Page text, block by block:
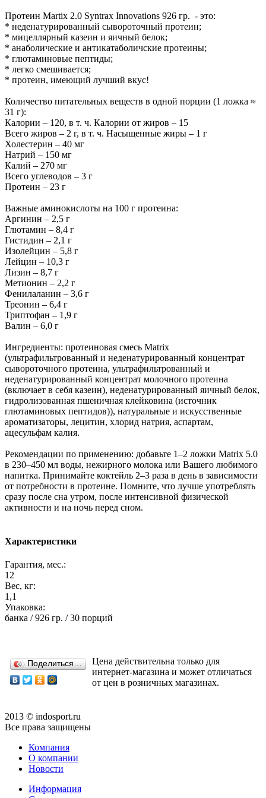
Протеин Martix 2.0 Syntrax Innovations 926 гр. - это:
* неденатурированный сывороточный протеин;
* мицеллярный казеин и яичный белок;
* анаболические и антикатаболичские протеины;
* глютаминовые пептиды;
* легко смешивается;
* протеин, имеющий лучший вкус!
Количество питательных веществ в одной порции (1 ложка ≈
31 г):
Калории – 120, в т. ч. Калории от жиров – 15
Всего жиров – 2 г, в т. ч. Насыщенные жиры – 1 г
Холестерин – 40 мг
Натрий – 150 мг
Калий – 270 мг
Всего углеводов – 3 г
Протеин – 23 г
Важные аминокислоты на 100 г протеина:
Аргинин – 2,5 г
Глютамин – 8,4 г
Гистидин – 2,1 г
Изолейцин – 5,8 г
Лейцин – 10,3 г
Лизин – 8,7 г
Метионин – 2,2 г
Фенилаланин – 3,6 г
Треонин – 6,4 г
Триптофан – 1,9 г
Валин – 6,0 г
Ингредиенты: протеиновая смесь Matrix
(ультрафильтрованный и неденатурированный концентрат
сывороточного протеина, ультрафильтрованный и
неденатурированный концентрат молочного протеина
(включает в себя казеин), неденатурированный яичный белок,
гидролизованная пшеничная клейковина (источник
глютаминовых пептидов)), натуральные и искусственные
ароматизаторы, лецитин, хлорид натрия, аспартам,
ацесульфам калия.
Рекомендации по применению: добавьте 1–2 ложки Matrix 5.0
в 230–450 мл воды, нежирного молока или Вашего любимого
напитка. Принимайте коктейль 2–3 раза в день в зависимости
от потребности в протеине. Помните, что лучше употреблять
сразу после сна утром, после интенсивной физической
активности и на ночь перед сном.
Характеристики
Гарантия, мес.:
12
Вес, кг:
1,1
Упаковка:
банка / 926 гр. / 30 порций
Поделиться…
Цена действительна только для
интернет-магазина и может отличаться
от цен в розничных магазинах.
2013 © indosport.ru
Все права защищены
Компания
О компании
Новости
Информация